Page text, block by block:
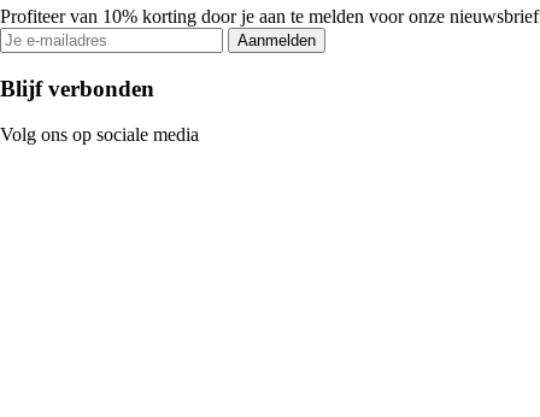
Profiteer van 10% korting door je aan te melden voor onze nieuwsbrief
Aanmelden
Blijf verbonden
Volg ons op sociale media